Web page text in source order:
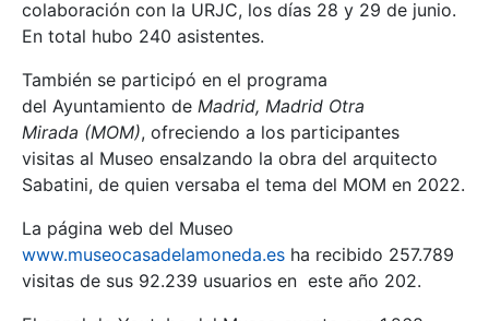
colaboración con la URJC, los días 28 y 29 de junio.
En total hubo 240 asistentes.
También se participó en el programa
del Ayuntamiento de Madrid, Madrid Otra
Mirada (MOM), ofreciendo a los participantes
visitas al Museo ensalzando la obra del arquitecto
Sabatini, de quien versaba el tema del MOM en 2022.
La página web del Museo
www.museocasadelamoneda.es ha recibido 257.789
visitas de sus 92.239 usuarios en este año 202.